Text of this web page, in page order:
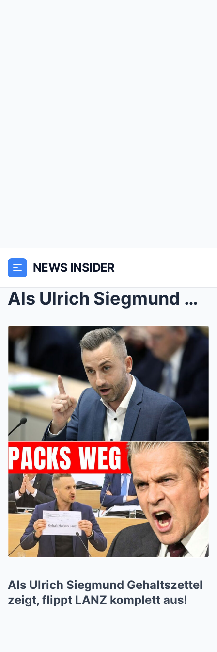
NEWS INSIDER
Als Ulrich Siegmund Gehaltszettel zeigt, flippt LA...
Als Ulrich Siegmund Gehaltszettel
zeigt, flippt LANZ komplett aus!